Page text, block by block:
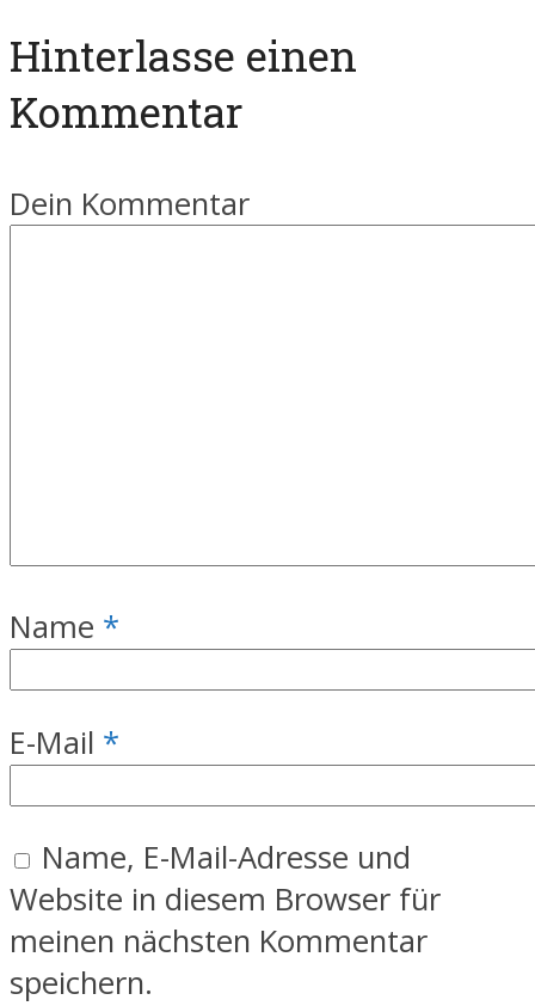
Hinterlasse einen
Kommentar
Dein Kommentar
Name *
E-Mail *
Name, E-Mail-Adresse und
Website in diesem Browser für
meinen nächsten Kommentar
speichern.